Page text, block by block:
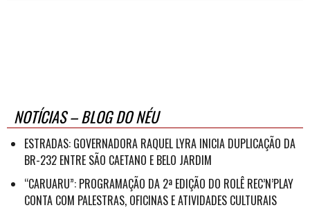
NOTÍCIAS – BLOG DO NÉU
ESTRADAS: GOVERNADORA RAQUEL LYRA INICIA DUPLICAÇÃO DA
BR-232 ENTRE SÃO CAETANO E BELO JARDIM
“CARUARU”: PROGRAMAÇÃO DA 2ª EDIÇÃO DO ROLÊ REC’N’PLAY
CONTA COM PALESTRAS, OFICINAS E ATIVIDADES CULTURAIS